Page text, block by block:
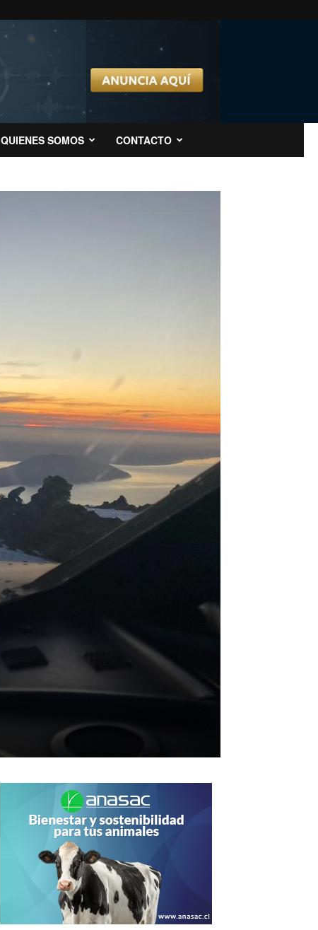
QUIENES SOMOS CONTACTO